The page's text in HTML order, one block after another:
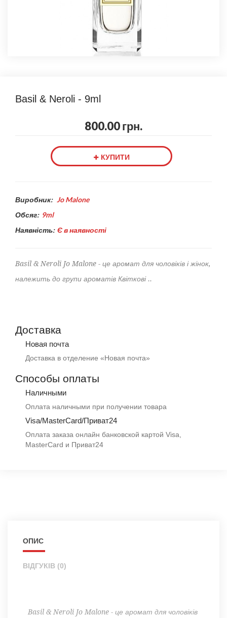
Basil & Neroli - 9ml
800.00 грн.
КУПИТИ
Виробник: Jo Malone
Обсяг: 9ml
Наявність: Є в наявності
Basil & Neroli Jo Malone - це аромат для чоловіків і жінок,
належить до групи ароматів Квіткові ..
Доставка
Новая почта
Доставка в отделение «Новая почта»
Способы оплаты
Наличными
Оплата наличными при получении товара
Visa/MasterCard/Приват24
Оплата заказа онлайн банковской картой Visa,
MasterCard и Приват24
ОПИС
ВІДГУКІВ (0)
Basil & Neroli Jo Malone - це аромат для чоловіків